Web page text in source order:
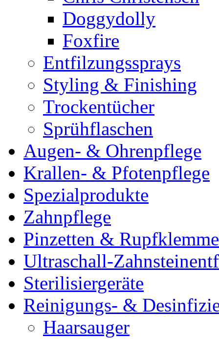
Doggydolly
Foxfire
Entfilzungssprays
Styling & Finishing
Trockentücher
Sprühflaschen
Augen- & Ohrenpflege
Krallen- & Pfotenpflege
Spezialprodukte
Zahnpflege
Pinzetten &
Ultraschall-
Sterilisiergeräte
Reinigungs- &
Haarsauger